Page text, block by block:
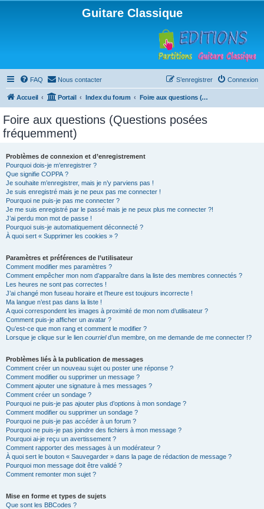
Guitare Classique
FAQ Nous contacter Connexion
S’enregistrer
Accueil Portail Index du forum Foire aux questions (Questions posées fréquemment)
Foire aux questions (Questions posées
fréquemment)
Problèmes de connexion et d’enregistrement
Pourquoi dois-je m’enregistrer ?
Que signifie COPPA ?
Je souhaite m’enregistrer, mais je n’y parviens pas !
Je suis enregistré mais je ne peux pas me connecter !
Pourquoi ne puis-je pas me connecter ?
Je me suis enregistré par le passé mais je ne peux plus me connecter ?!
J’ai perdu mon mot de passe !
Pourquoi suis-je automatiquement déconnecté ?
À quoi sert « Supprimer les cookies » ?
Paramètres et préférences de l’utilisateur
Comment modifier mes paramètres ?
Comment empêcher mon nom d’apparaître dans la liste des membres connectés ?
Les heures ne sont pas correctes !
J’ai changé mon fuseau horaire et l’heure est toujours incorrecte !
Ma langue n’est pas dans la liste !
A quoi correspondent les images à proximité de mon nom d’utilisateur ?
Comment puis-je afficher un avatar ?
Qu’est-ce que mon rang et comment le modifier ?
Lorsque je clique sur le lien courrield’un membre, on me demande de me connecter !?
Problèmes liés à la publication de messages
Comment créer un nouveau sujet ou poster une réponse ?
Comment modifier ou supprimer un message ?
Comment ajouter une signature à mes messages ?
Comment créer un sondage ?
Pourquoi ne puis-je pas ajouter plus d’options à mon sondage ?
Comment modifier ou supprimer un sondage ?
Pourquoi ne puis-je pas accéder à un forum ?
Pourquoi ne puis-je pas joindre des fichiers à mon message ?
Pourquoi ai-je reçu un avertissement ?
Comment rapporter des messages à un modérateur ?
À quoi sert le bouton « Sauvegarder » dans la page de rédaction de message ?
Pourquoi mon message doit être validé ?
Comment remonter mon sujet ?
Mise en forme et types de sujets
Que sont les BBCodes ?